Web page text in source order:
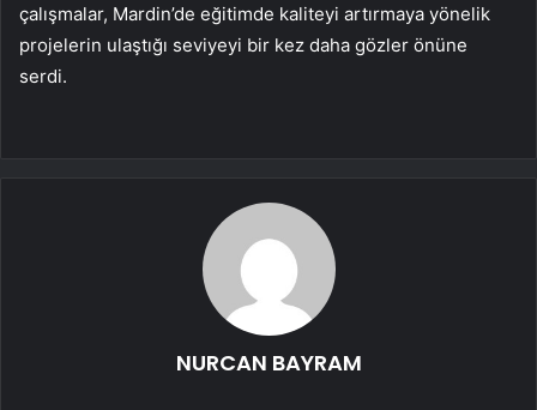
çalışmalar, Mardin’de eğitimde kaliteyi artırmaya yönelik
projelerin ulaştığı seviyeyi bir kez daha gözler önüne
serdi.
NURCAN BAYRAM